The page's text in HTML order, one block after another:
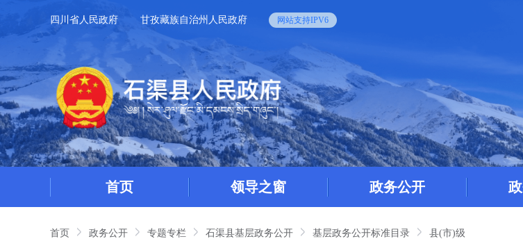
四川省人民政府 甘孜藏族自治州人民政府 网站支持IPV6
首页 领导之窗 政务公开
首页 政务公开 专题专栏 石渠县基层政务公开 基层政务公开标准目录 县(市)级